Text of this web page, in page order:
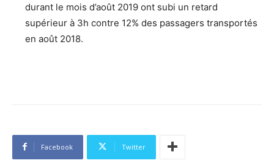
durant le mois d’août 2019 ont subi un retard
supérieur à 3h contre 12% des passagers transportés
en août 2018.
Facebook Twitter